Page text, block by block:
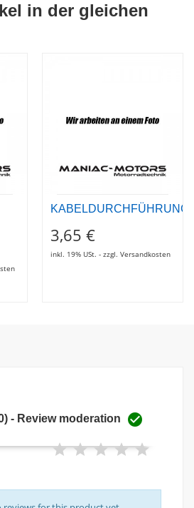
in der gleichen
KABELDURCHFÜHRUNG
3,65 €
inkl. 19% USt. - zzgl. Versandkosten
- Review moderation 